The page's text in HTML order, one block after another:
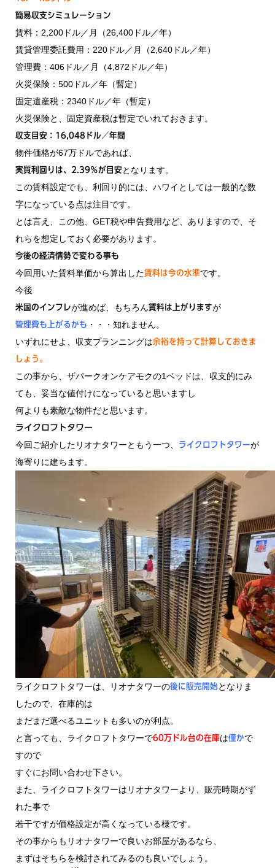
簡易収支シミュレーション
賃料：2,200ドル／月（26,400ドル／年）
賃貸管理委託費用：220ドル／月（2,640ドル／年）
管理費：406ドル／月（4,872ドル／年）
火災保険：500ドル／年（暫定）
固定遺産税：2340ドル／年（暫定）
火災保険と、固定資産税は暫定でいれておきます。
収支目安：16,048ドル／年間
物件価格が67万ドルであれば、
実質利回りは、2.39％が目安となります。
この賃料設定でも、利回り的には、ハワイとしては一般的な数
字になっている点は注目です。
とは言え、この他、GET税や申告費用など、ありますので、そ
れらを想定しておく必要があります。
今後の経済情勢で変わる事も
今回用いた賃料単価から算出した賃料は今の水準です。
今後
米国のインフレが進めば、もちろん賃料は上がりますが
管理費も上がるかも ・・・知れません。
いずれにせよ、収支プランニングは余裕を持って計算しておきま
しょう。
この事から、ザパークオンケアモクの1ベッドは、収支的にみ
ても、妥当な値付けになっていると思いますし
何よりも素敵な物件だと思います。
ライクロフトタワー
今回ご紹介したリオナタワーともう一つ、 ライクロフトタワーが
海寄りに建ちます。
ライクロフトタワーは、リオナタワーの後に販売開始となりま
したので、在庫的は
まだまだ選べるユニットも多いのが利点。
と言っても、ライクロフトタワーで60万ドル台の在庫は僅かで
すので
すぐにお問い合わせ下さい。
また、ライクロフトタワーはリオナタワーより、販売時期がず
れた事で
若干ですが価格設定が高くなっている様です。
その事からもリオナタワーで良いお部屋があるなら、
まずはそちらを検討されてみるのも良いでしょう。